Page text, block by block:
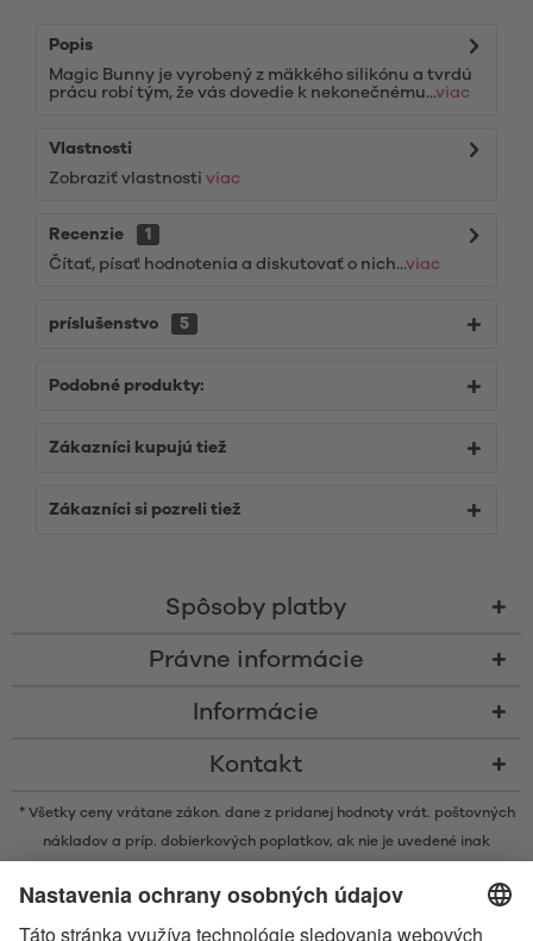
Popis
Magic Bunny je vyrobený z mäkkého silikónu a tvrdú
prácu robí tým, že vás dovedie k nekonečnému...viac
Vlastnosti
Zobraziť vlastnosti viac
Recenzie
1
Čítať, písať hodnotenia a diskutovať o nich...viac
príslušenstvo 5
Podobné produkty:
Zákazníci kupujú tiež
Zákazníci si pozreli tiež
Spôsoby platby
Právne informácie
Informácie
Kontakt
* Všetky ceny vrátane zákon. dane z pridanej hodnoty vrát. poštovných
nákladov a príp. dobierkových poplatkov, ak nie je uvedené inak
spoločnosť Bluetooth SIG, Inc. a akékoľvek používanie takýchto značiek
spoločnosťou Satisfyer GmbH podlieha licencií.